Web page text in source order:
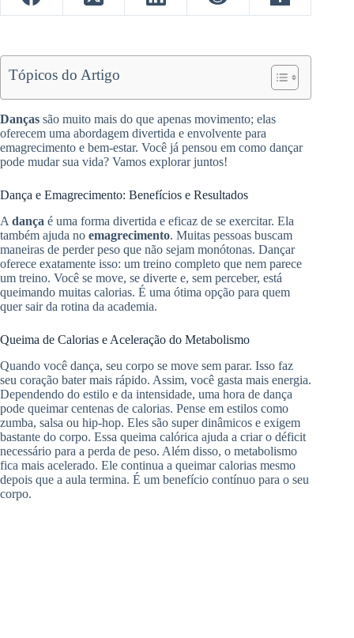
Tópicos do Artigo
Danças são muito mais do que apenas movimento; elas
oferecem uma abordagem divertida e envolvente para
emagrecimento e bem-estar. Você já pensou em como dançar
pode mudar sua vida? Vamos explorar juntos!
Dança e Emagrecimento: Benefícios e Resultados
A dança é uma forma divertida e eficaz de se exercitar. Ela
também ajuda no emagrecimento. Muitas pessoas buscam
maneiras de perder peso que não sejam monótonas. Dançar
oferece exatamente isso: um treino completo que nem parece
um treino. Você se move, se diverte e, sem perceber, está
queimando muitas calorias. É uma ótima opção para quem
quer sair da rotina da academia.
Queima de Calorias e Aceleração do Metabolismo
Quando você dança, seu corpo se move sem parar. Isso faz
seu coração bater mais rápido. Assim, você gasta mais energia.
Dependendo do estilo e da intensidade, uma hora de dança
pode queimar centenas de calorias. Pense em estilos como
zumba, salsa ou hip-hop. Eles são super dinâmicos e exigem
bastante do corpo. Essa queima calórica ajuda a criar o déficit
necessário para a perda de peso. Além disso, o metabolismo
fica mais acelerado. Ele continua a queimar calorias mesmo
depois que a aula termina. É um benefício contínuo para o seu
corpo.